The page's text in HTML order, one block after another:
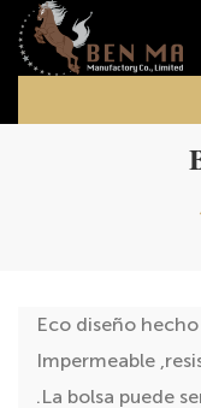
Eco diseño
Impermeable
.La bolsa puede